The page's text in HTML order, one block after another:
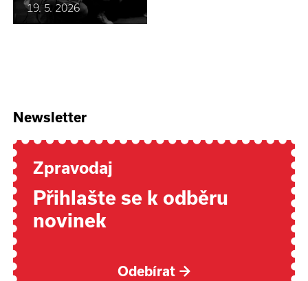
19. 5. 2026
Newsletter
Zpravodaj
Přihlašte se k odběru
novinek
Odebírat →